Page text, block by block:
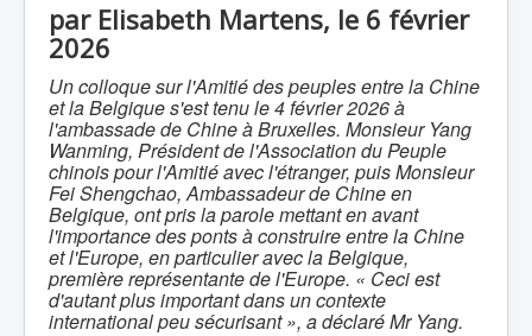
≡
par Elisabeth Martens, le 6 février
2026
Un colloque sur l'Amitié des peuples entre la Chine
et la Belgique s'est tenu le 4 février 2026 à
l'ambassade de Chine à Bruxelles. Monsieur Yang
Wanming, Président de l'Association du Peuple
chinois pour l'Amitié avec l'étranger, puis Monsieur
Fei Shengchao, Ambassadeur de Chine en
Belgique, ont pris la parole mettant en avant
l'importance des ponts à construire entre la Chine
et l'Europe, en particulier avec la Belgique,
première représentante de l'Europe. « Ceci est
d'autant plus important dans un contexte
international peu sécurisant », a déclaré Mr Yang.